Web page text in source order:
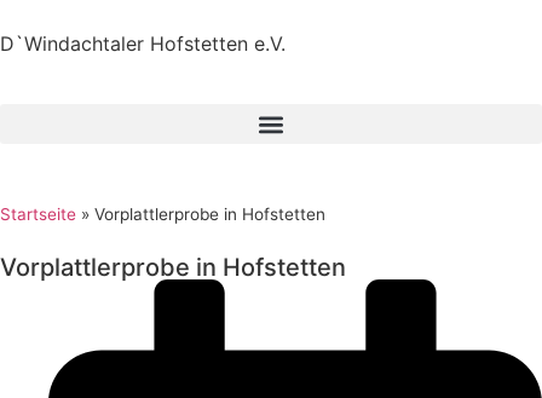
D`Windachtaler Hofstetten e.V.
Startseite » Vorplattlerprobe in Hofstetten
Vorplattlerprobe in Hofstetten